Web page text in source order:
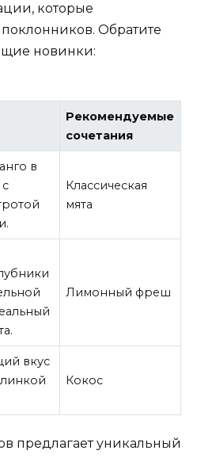
которые
Обратите
новинки:
Рекомендуемые
сочетания
в
Классическая
мята
Лимонный фреш
вкус
Кокос
предлагает уникальный